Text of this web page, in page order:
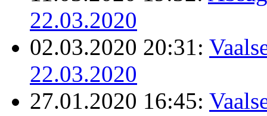
22.03.2020
02.03.2020 20:31:
22.03.2020
27.01.2020 16:45: